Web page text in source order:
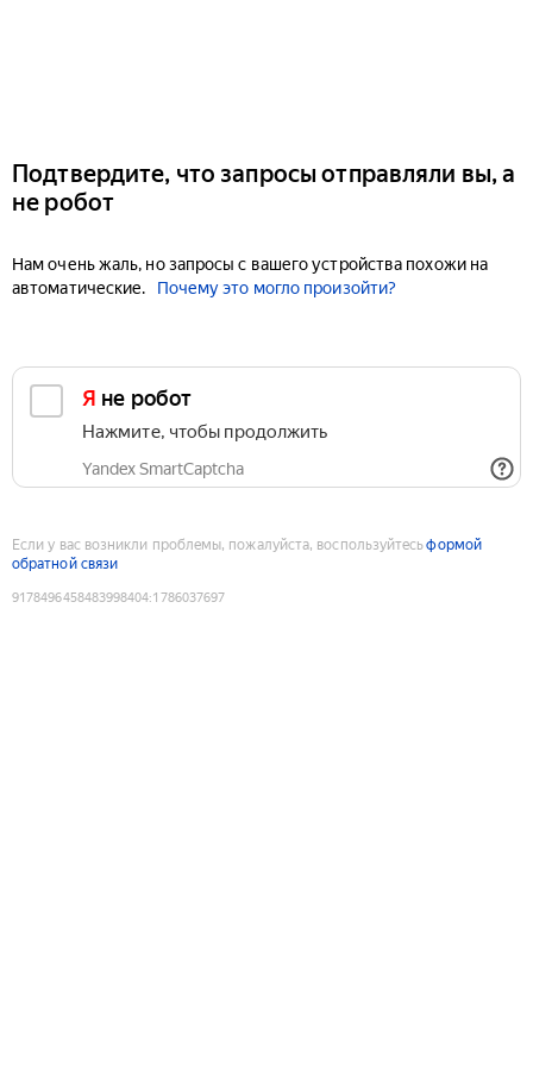
Подтвердите, что запросы отправляли вы, а
не робот
Нам очень жаль, но запросы с вашего устройства похожи на
автоматические.
Почему это могло произойти?
Я не робот
Нажмите, чтобы продолжить
Yandex SmartCaptcha
Если у вас возникли проблемы, пожалуйста, воспользуйтесьформой
обратной связи
9178496458483998404:1786037697